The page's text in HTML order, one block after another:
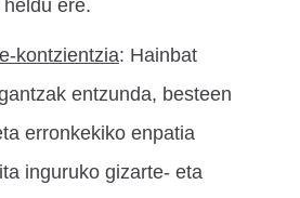
ere.
kontzientzia: Hainbat
entzunda, besteen
erronkekiko enpatia
inguruko gizarte- eta